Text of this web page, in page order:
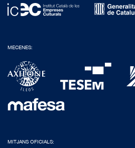
MECENES:
MITJANS OFICIALS: